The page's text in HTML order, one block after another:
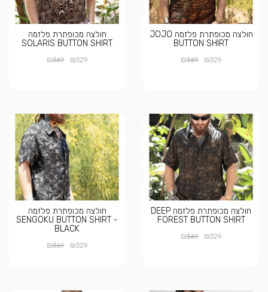
חולצה מכופתרת פלזמה JOJO
BUTTON SHIRT
₪329
₪369
חולצה מכופתרת פלזמה
SOLARIS BUTTON SHIRT
₪329
₪369
חולצה מכופתרת פלזמה DEEP
FOREST BUTTON SHIRT
₪329
₪369
חולצה מכופתרת פלזמה
SENGOKU BUTTON SHIRT -
BLACK
₪329
₪369